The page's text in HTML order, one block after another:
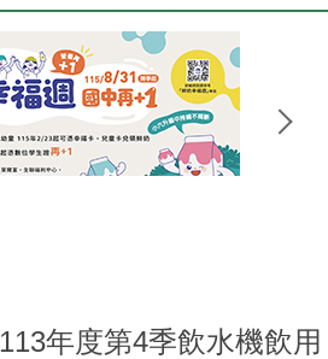
服務
年度第4季飲水機飲用